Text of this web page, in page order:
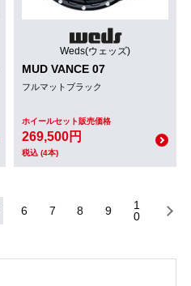
Weds(ウェッズ)
MUD VANCE 07
フルマットブラック
ホイールセット販売価格
269,500円
税込 (4本)
6 7 8 9
1
0